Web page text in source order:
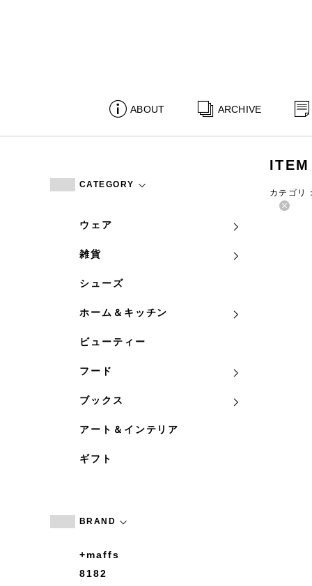
ABOUT ARCHIVE
CATEGORY
ウェア
雑貨
シューズ
ホーム＆キッチン
ビューティー
フード
ブックス
アート＆インテリア
ギフト
BRAND
+maffs
8182
ITEM
カテゴリ